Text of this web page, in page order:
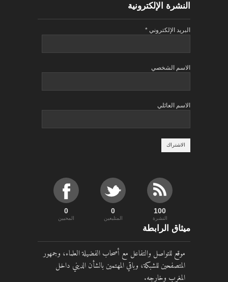
النشرة الإلكترونية
البريد الإلكتروني *
الاسم الشخصي
الاسم العائلي
0
المحبين
0
المتلبعين
100
النشرة
ميثاق الرابطة
موقع للتواصل والتفاعل مع أصحاب الفضيلة العلماء، وجمهور
المتصفحين للشبكة، وباقي المهتمين بالشأن الديني داخل
المغرب وخارجه.